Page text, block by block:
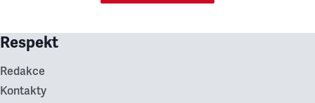
Respekt
Redakce
Kontakty